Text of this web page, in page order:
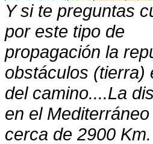
Y si te preguntas
por este tipo de
propagación la
obstáculos (tierra)
del camino....La
en el
cerca de 2900